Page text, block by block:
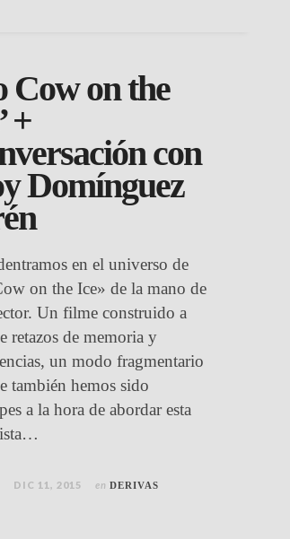
Cow on the
+
con
Domínguez
en el universo de
on the Ice» de la mano de
Un filme construido a
retazos de memoria y
un modo fragmentario
también hemos sido
a la hora de abordar esta
DIC 11, 2015 en DERIVAS